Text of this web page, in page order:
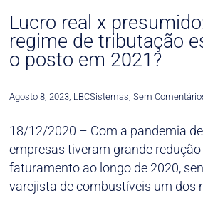
Lucro real x
regime de tributação
o posto em 2021?
Agosto 8, 2023, LBCSistemas, Sem
18/12/2020 – Com a pandemia
empresas tiveram grande redução
faturamento ao longo de 2020,
varejista de combustíveis um dos